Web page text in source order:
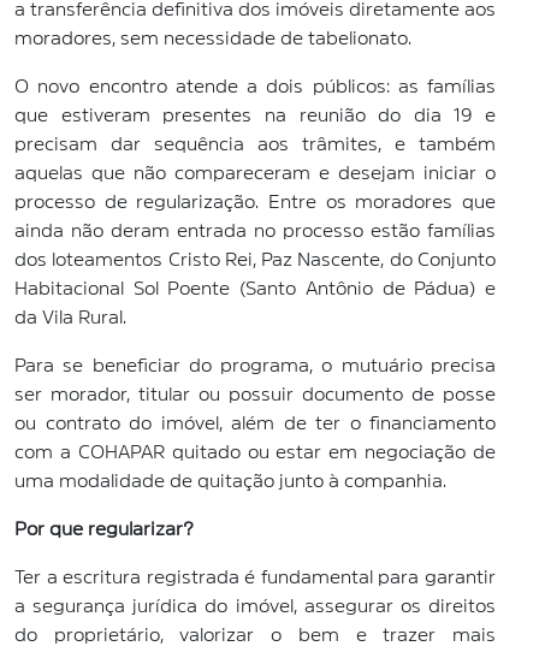
a transferência definitiva dos imóveis diretamente aos
moradores, sem necessidade de tabelionato.
O novo encontro atende a dois públicos: as famílias
que estiveram presentes na reunião do dia 19 e
precisam dar sequência aos trâmites, e também
aquelas que não compareceram e desejam iniciar o
processo de regularização. Entre os moradores que
ainda não deram entrada no processo estão famílias
dos loteamentos Cristo Rei, Paz Nascente, do Conjunto
Habitacional Sol Poente (Santo Antônio de Pádua) e
da Vila Rural.
Para se beneficiar do programa, o mutuário precisa
ser morador, titular ou possuir documento de posse
ou contrato do imóvel, além de ter o financiamento
com a COHAPAR quitado ou estar em negociação de
uma modalidade de quitação junto à companhia.
Por que regularizar?
Ter a escritura registrada é fundamental para garantir
a segurança jurídica do imóvel, assegurar os direitos
do proprietário, valorizar o bem e trazer mais